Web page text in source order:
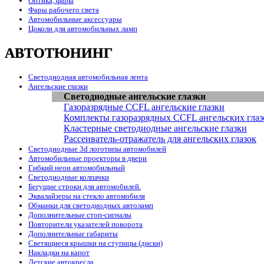
Фары рабочего света
Автомобильные аксессуары
Цоколи для автомобильных ламп
АВТОТЮНИНГ
Светодиодная автомобильная лента
Ангельские глазки
Светодиодные ангельские глазки
Газоразрядные CCFL ангельские глазки
Комплекты газоразрядных CCFL ангельских
Кластерные светодиодные ангельские глазки
Рассеиватель-отражатель для ангельских глазок
Светодиодные 3d логотипы автомобилей
Автомобильные проекторы в двери
Гибкий неон автомобильный
Светодиодные колпачки
Бегущие строки для автомобилей.
Эквалайзеры на стекло автомобиля
Обманки для светодиодных автоламп
Дополнительные стоп-сигналы
Повторители указателей поворота
Дополнительные габариты
Светящиеся крышки на ступицы (диски)
Накладки на капот
Детские автокресла